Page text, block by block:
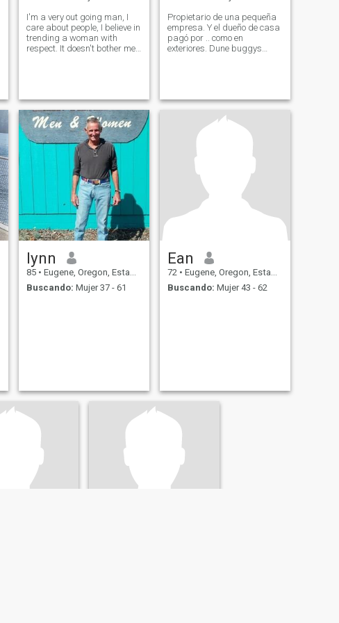
I'm a very out going man, I
care about people, I believe in
trending a woman with
respect. It doesn't bother me
Propietario de una pequeña
empresa. Y el dueño de casa
pagó por .. como en
exteriores. Dune buggys
lynn
85 • Eugene, Oregon, Estados Unidos
Buscando: Mujer 37 - 61
Ean
72 • Eugene, Oregon, Estados Unidos
Buscando: Mujer 43 - 62